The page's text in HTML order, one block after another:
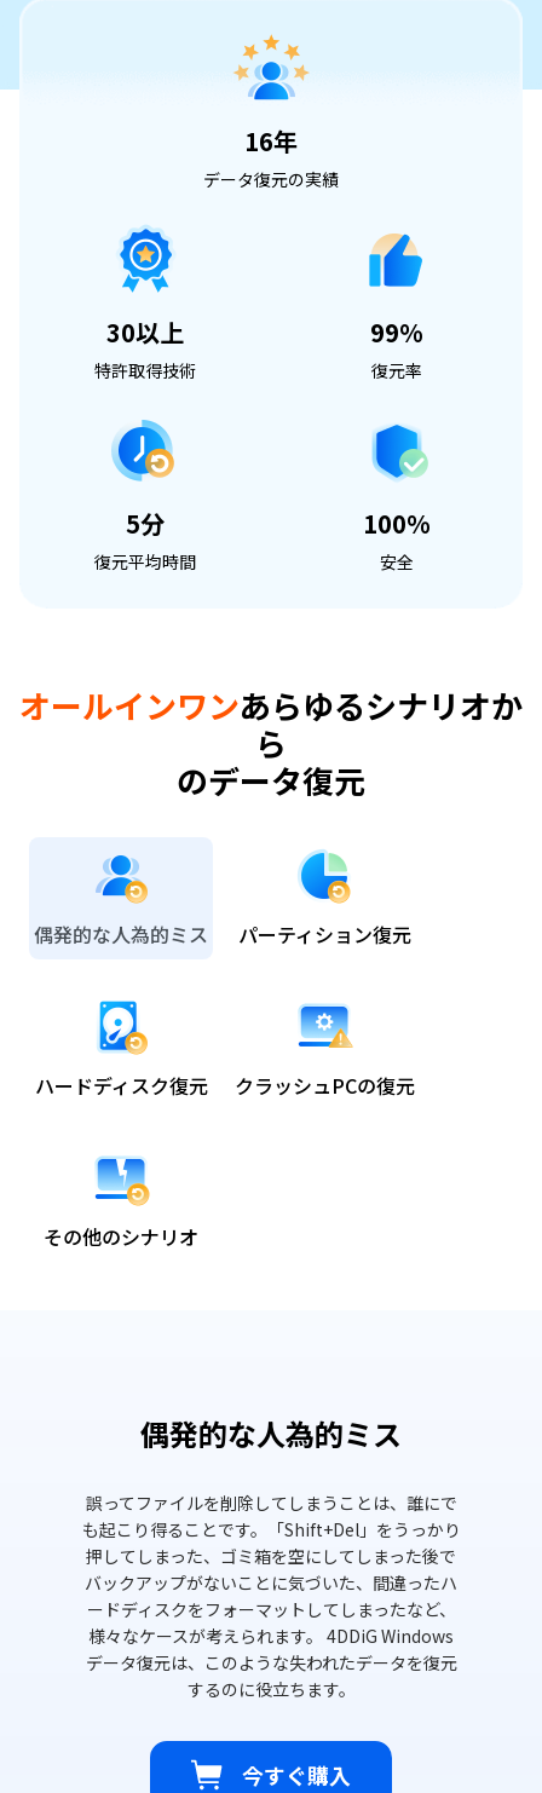
16年
データ復元の実績
30以上
特許取得技術
99%
復元率
5分
復元平均時間
100%
安全
オールインワンあらゆるシナリオか
ら
のデータ復元
偶発的な人為的ミス パーティション復元
ハードディスク復元 クラッシュPCの復元
その他のシナリオ
偶発的な人為的ミス
誤ってファイルを削除してしまうことは、誰にで
も起こり得ることです。「Shift+Del」をうっかり
押してしまった、ゴミ箱を空にしてしまった後で
バックアップがないことに気づいた、間違ったハ
ードディスクをフォーマットしてしまったなど、
様々なケースが考えられます。 4DDiG Windows
データ復元は、このような失われたデータを復元
するのに役立ちます。
今すぐ購入